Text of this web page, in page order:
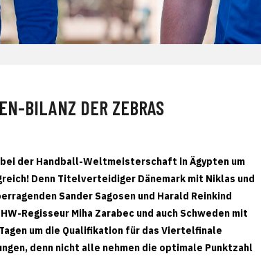
BILANZ DER ZEBRAS
bei der Handball-Weltmeisterschaft in Ägypten um
Denn Titelverteidiger Dänemark mit Niklas und
Sander Sagosen und Harald Reinkind
Regisseur Miha Zarabec und auch Schweden mit
um die Qualifikation für das Viertelfinale
denn nicht alle nehmen die optimale Punktzahl